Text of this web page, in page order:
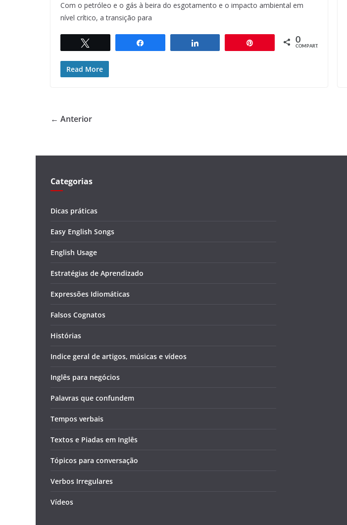
Com o petróleo e o gás à beira do esgotamento e o impacto ambiental em
nível crítico, a transição para
0
COMPART.
Read More
← Anterior
Categorias
Dicas práticas
Easy English Songs
English Usage
Estratégias de Aprendizado
Expressões Idiomáticas
Falsos Cognatos
Histórias
Indice geral de artigos, músicas e vídeos
Inglês para negócios
Palavras que confundem
Tempos verbais
Textos e Piadas em Inglês
Tópicos para conversação
Verbos Irregulares
Vídeos